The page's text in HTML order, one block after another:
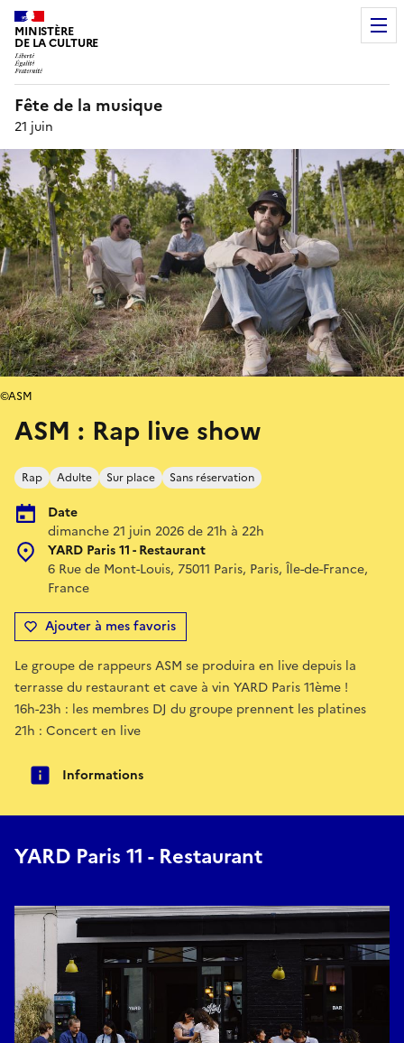
MINISTÈRE
DE LA CULTURE
Fête de la musique
21 juin
ASM : Rap live show
Rap Adulte Sur place Sans réservation
Date
dimanche 21 juin 2026 de 21h à 22h
YARD Paris 11 - Restaurant
6 Rue de Mont-Louis, 75011 Paris, Paris, Île-de-France,
France
Ajouter à mes favoris
©ASM
Le groupe de rappeurs ASM se produira en live depuis la
terrasse du restaurant et cave à vin YARD Paris 11ème !
16h-23h : les membres DJ du groupe prennent les platines
21h : Concert en live
Informations
YARD Paris 11 - Restaurant